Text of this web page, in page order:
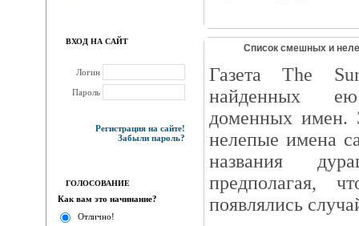
ВХОД НА САЙТ
Логин
Пароль
Регистрация на сайте!
Забыли пароль?
ГОЛОСОВАНИЕ
Как вам это начинание?
Отлично!
Список смешных и
Газета The
найденных
доменных имен.
нелепые имена
названия
предполагая,
появлялись